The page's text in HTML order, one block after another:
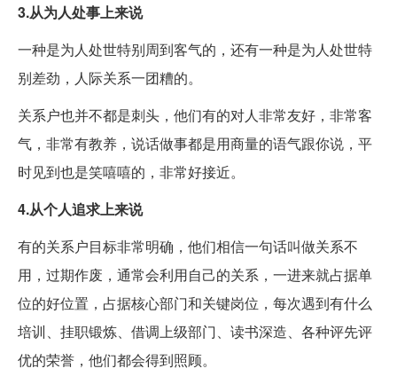
3.从为人处事上来说
一种是为人处世特别周到客气的，还有一种是为人处世特
别差劲，人际关系一团糟的。
关系户也并不都是刺头，他们有的对人非常友好，非常客
气，非常有教养，说话做事都是用商量的语气跟你说，平
时见到也是笑嘻嘻的，非常好接近。
4.从个人追求上来说
有的关系户目标非常明确，他们相信一句话叫做关系不
用，过期作废，通常会利用自己的关系，一进来就占据单
位的好位置，占据核心部门和关键岗位，每次遇到有什么
培训、挂职锻炼、借调上级部门、读书深造、各种评先评
优的荣誉，他们都会得到照顾。